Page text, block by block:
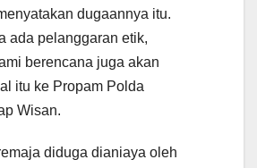
dugaannya itu.
ada pelanggaran etik,
berencana juga akan
itu ke Propam Polda
Wisan.
diduga dianiaya oleh